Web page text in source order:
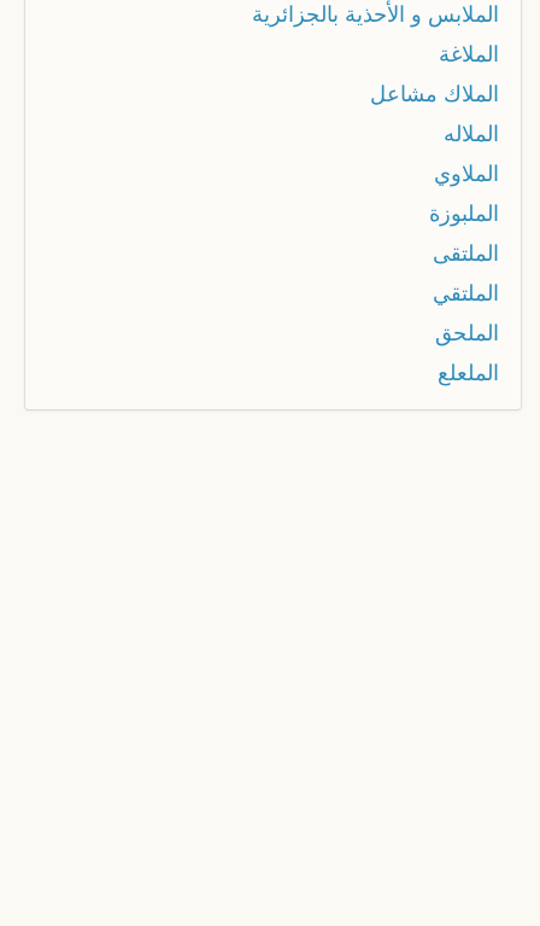
الملابس و الأحذية بالجزائرية
الملاغة
الملاك مشاعل
الملاله
الملاوي
الملبوزة
الملتقى
الملتقي
الملحق
الملعلع